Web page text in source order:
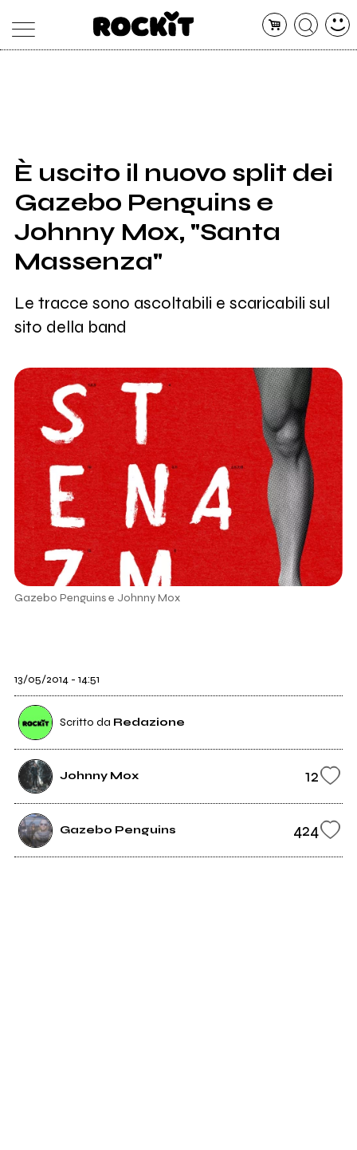
SHOP
RADIO
È uscito il nuovo split dei
Gazebo Penguins e
Johnny Mox, "Santa
Massenza"
Le tracce sono ascoltabili e scaricabili sul
sito della band
Gazebo Penguins e Johnny Mox
13/05/2014 - 14:51
Scritto da Redazione
Johnny Mox 12
Gazebo Penguins 424